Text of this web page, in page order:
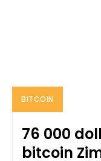
BITCOIN
76 000
bitcoin